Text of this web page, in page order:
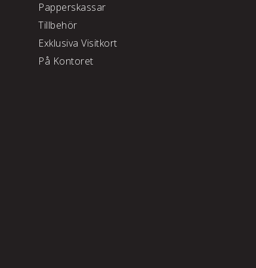
Papperskassar
Tillbehör
Exklusiva Visitkort
På Kontoret